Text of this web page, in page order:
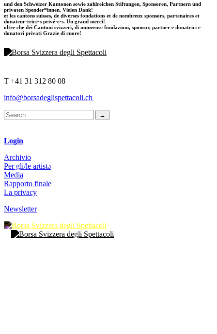
und den Schweizer Kantonen sowie zahlreichen Stiftungen, Sponsoren, Partnern und
privaten Spender*innen. Vielen Dank!
et les cantons suisses, de diverses fondations et de nombreux sponsors, partenaires et
donateur·trice·s privé·e·s. Un grand merci!
oltre che dei Cantoni svizzeri, di numerose fondazioni, sponsor, partner e donatrici e
donatori privati Grazie di cuore!
T +41 31 312 80 08
info@borsadeglispettacoli.ch
Login
Archivio
Per gli/le artistə
Media
Rapporto finale
La privacy
Newsletter